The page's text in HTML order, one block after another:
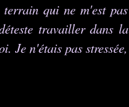
qui ne m'est pas
travailler dans la
Je n'étais pas stressée,